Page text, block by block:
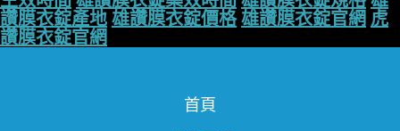
讚膜衣錠產地 雄讚膜衣錠價格 雄讚膜衣錠官網 虎
讚膜衣錠官網
首頁